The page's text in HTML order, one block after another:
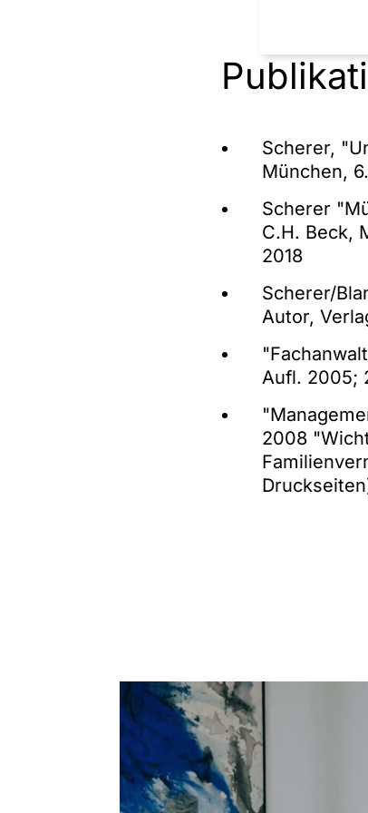
Beratung
Advice on
Scherer,
München,
Scherer
C.H. Beck,
2018
Scherer/
Autor,
Aufl. 2005;
2008
Co-Autor,
"ZEV-